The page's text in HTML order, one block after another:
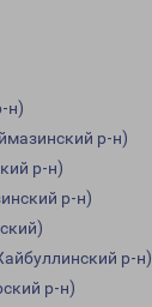
н)
р-н)
р-н)
р-н)
р-н)
р-н)